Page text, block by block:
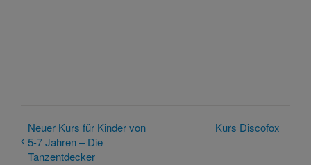
Neuer Kurs für Kinder von
5-7 Jahren – Die
Tanzentdecker
Kurs Discofox